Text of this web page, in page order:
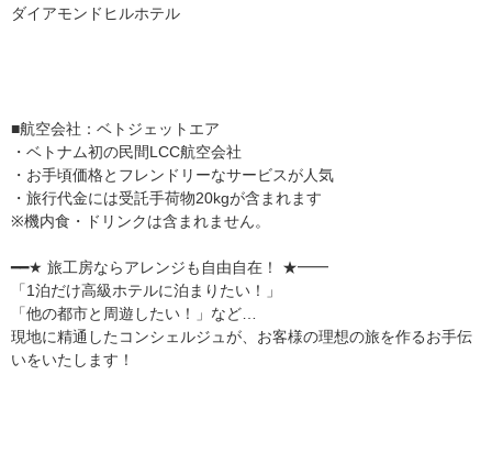
ダイアモンドヒルホテル
■航空会社：ベトジェットエア
・ベトナム初の民間LCC航空会社
・お手頃価格とフレンドリーなサービスが人気
・旅行代金には受託手荷物20kgが含まれます
※機内食・ドリンクは含まれません。
━━★ 旅工房ならアレンジも自由自在！ ★━━
「1泊だけ高級ホテルに泊まりたい！」
「他の都市と周遊したい！」など…
現地に精通したコンシェルジュが、お客様の理想の旅を作るお手伝
いをいたします！